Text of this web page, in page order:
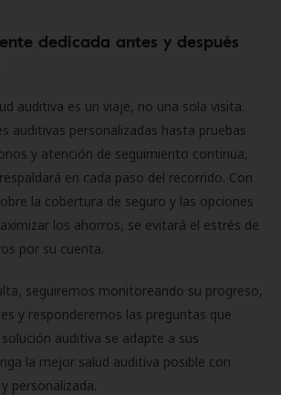
dedicada antes y después
auditiva es un viaje, no una sola visita.
auditivas personalizadas hasta pruebas
y atención de seguimiento continua,
en cada paso del recorrido. Con
la cobertura de seguro y las opciones
los ahorros, se evitará el estrés de
por su cuenta.
seguiremos monitoreando su progreso,
y responderemos las preguntas que
auditiva se adapte a sus
la mejor salud auditiva posible con
personalizada.